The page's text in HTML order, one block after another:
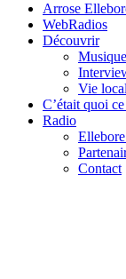
Arrose
WebRadios
Découvrir
Musique
Vie
C’était quoi
Radio
Contact